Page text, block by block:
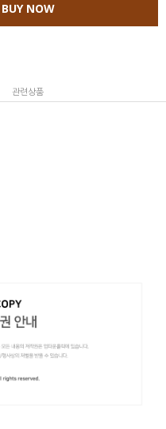
BUY NOW
관련상품